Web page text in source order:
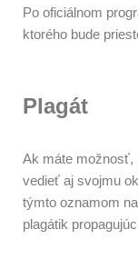
Po oficiálnom
ktorého bude
Plagát
Ak máte možnosť,
vedieť aj svojmu
týmto oznamom
plagátik